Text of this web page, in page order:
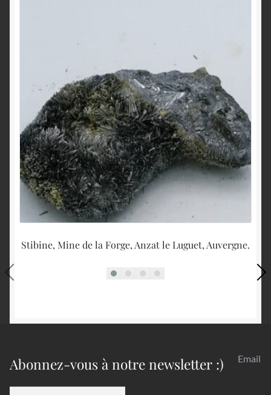
Stibine, Mine de la Forge, Anzat le Luguet, Auvergne.
Abonnez-vous à notre newsletter :) Email